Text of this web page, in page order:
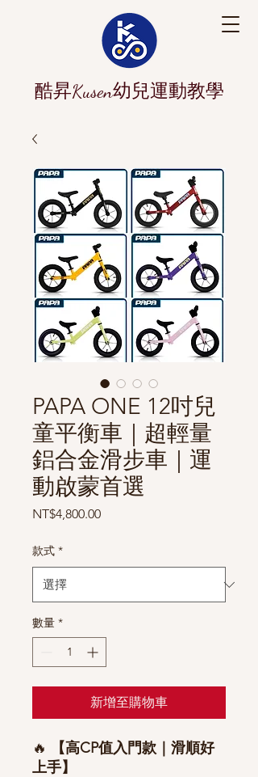
酷昇Kusen幼兒運動教學
PAPA ONE 12吋兒
童平衡車｜超輕量
鋁合金滑步車｜運
動啟蒙首選
NT$4,800.00價
款式 *
數量 *
新增至購物車
🔥
【高CP值入門款｜滑順好
上手】